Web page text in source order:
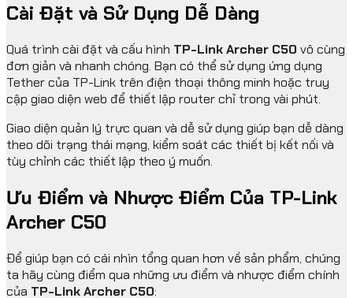
Cài Đặt và Sử Dụng Dễ Dàng
Quá trình cài đặt và cấu hình TP-Link Archer C50 vô cùng
đơn giản và nhanh chóng. Bạn có thể sử dụng ứng dụng
Tether của TP-Link trên điện thoại thông minh hoặc truy
cập giao diện web để thiết lập router chỉ trong vài phút.
Giao diện quản lý trực quan và dễ sử dụng giúp bạn dễ dàng
theo dõi trạng thái mạng, kiểm soát các thiết bị kết nối và
tùy chỉnh các thiết lập theo ý muốn.
Ưu Điểm và Nhược Điểm Của TP-Link
Archer C50
Để giúp bạn có cái nhìn tổng quan hơn về sản phẩm, chúng
ta hãy cùng điểm qua những ưu điểm và nhược điểm chính
của TP-Link Archer C50: